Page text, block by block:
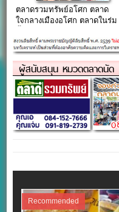
ตลาดรวมทรัพย์อโศก ตลาด
ใจกลางเมืองอโศก ตลาดในร่ม
ผู้สนับสนุน หมวดตลาดนัด
Recommended